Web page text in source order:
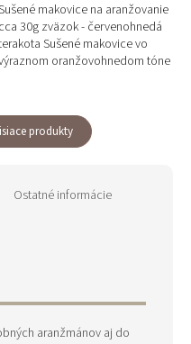
makovice na aranžovanie
cca 30g zväzok - červenohnedá
Sušené makovice vo
oranžovohnedom tóne
produkty
Ostatné informácie
aranžmánov aj do